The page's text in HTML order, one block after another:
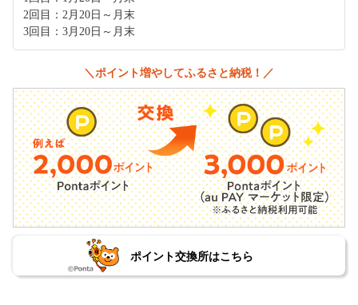
2回目：2月20日～月末
3回目：3月20日～月末
＼ポイント増やしてふるさと納税！／
ポイント交換所はこちら